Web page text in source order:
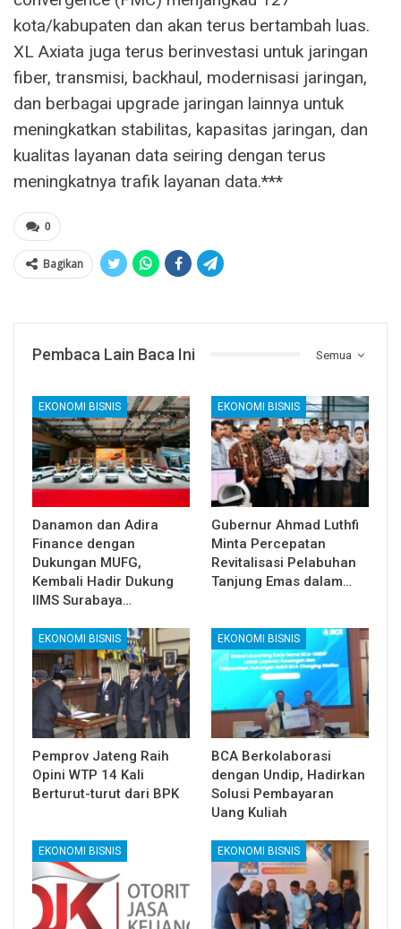
kota/kabupaten dan akan terus bertambah luas.
XL Axiata juga terus berinvestasi untuk jaringan
fiber, transmisi, backhaul, modernisasi jaringan,
dan berbagai upgrade jaringan lainnya untuk
meningkatkan stabilitas, kapasitas jaringan, dan
kualitas layanan data seiring dengan terus
meningkatnya trafik layanan data.***
0
Bagikan
Semua
Pembaca Lain Baca Ini
EKONOMI BISNIS
Danamon dan Adira
Finance dengan
Dukungan MUFG,
Kembali Hadir Dukung
IIMS Surabaya…
EKONOMI BISNIS
Gubernur Ahmad Luthfi
Minta Percepatan
Revitalisasi Pelabuhan
Tanjung Emas dalam…
EKONOMI BISNIS
Pemprov Jateng Raih
Opini WTP 14 Kali
Berturut-turut dari BPK
EKONOMI BISNIS
BCA Berkolaborasi
dengan Undip, Hadirkan
Solusi Pembayaran
Uang Kuliah
EKONOMI BISNIS EKONOMI BISNIS